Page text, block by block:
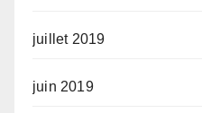
juillet 2019
juin 2019